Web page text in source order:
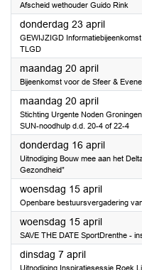
Afscheid wethouder Guido Rink
donderdag 23 april2026
GEWIJZIGD
TLGD
maandag 20 april2026
Bijeenkomst voor de Sfeer &
maandag 20 april2026
Stichting Urgente Noden
SUN-noodhulp d.d. 20-4 of 22-4
donderdag 16 april2026
Uitnodiging Bouw mee aan het
Gezondheid”
woensdag 15 april2026
Openbare bestuursvergadering
woensdag 15 april2026
SAVE THE DATE SportDrenthe -
dinsdag 7 april2026
Uitnodiging Inspiratiesessie Roek